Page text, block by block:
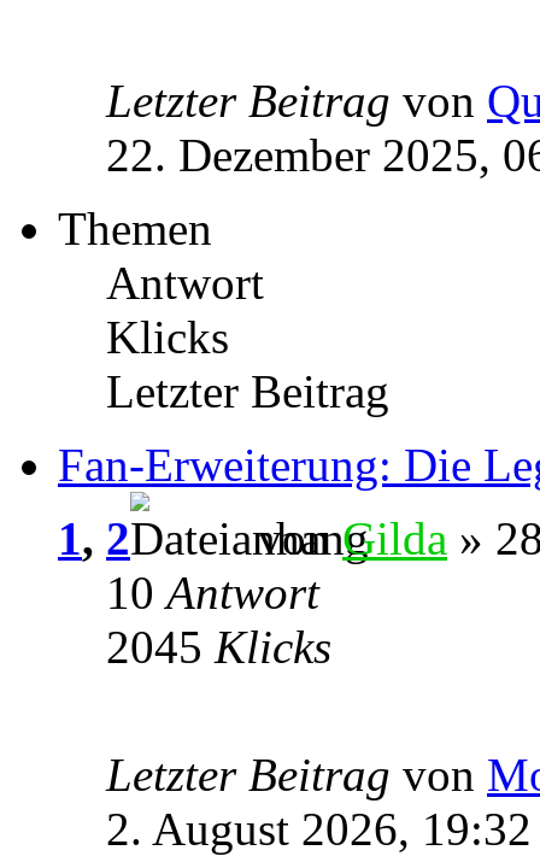
Letzter Beitrag von
22. Dezember 2025,
Themen
Antwort
Klicks
Letzter Beitrag
Fan-Erweiterung: Die
1, 2 vonGilda »
10Antwort
2045 Klicks
Letzter Beitrag von
2. August 2026, 19:32